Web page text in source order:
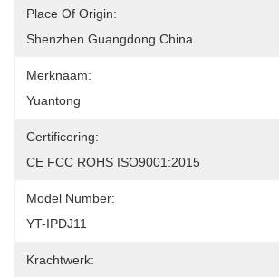
Place Of Origin:
Shenzhen Guangdong China
Merknaam:
Yuantong
Certificering:
CE FCC ROHS ISO9001:2015
Model Number:
YT-IPDJ11
Krachtwerk: